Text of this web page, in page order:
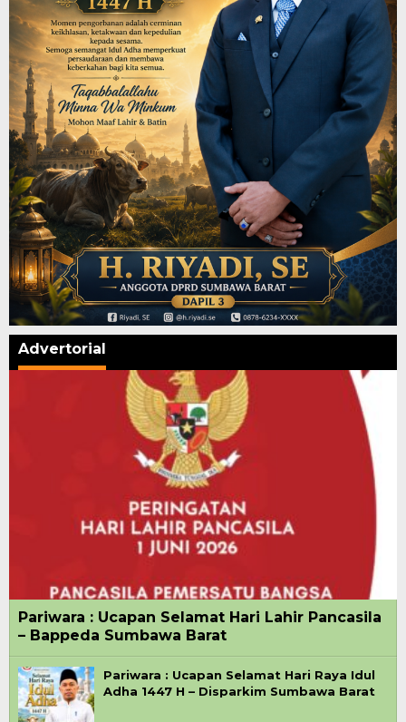
Advertorial
Pariwara : Ucapan Selamat Hari Lahir Pancasila
– Bappeda Sumbawa Barat
Pariwara : Ucapan Selamat Hari Raya Idul
Adha 1447 H – Disparkim Sumbawa Barat